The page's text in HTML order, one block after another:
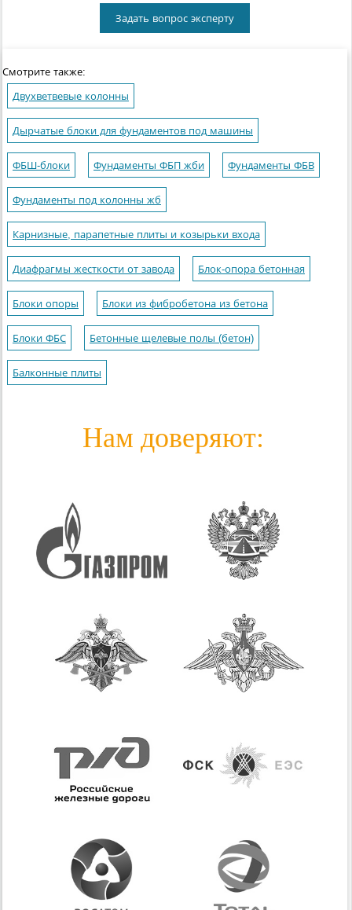
Задать вопрос эксперту
Смотрите также:
Двухветвевые колонны
Дырчатые блоки для фундаментов под машины
ФБШ-блоки Фундаменты ФБП жби Фундаменты ФБВ
Фундаменты под колонны жб
Карнизные, парапетные плиты и козырьки входа
Диафрагмы жесткости от завода Блок-опора бетонная
Блоки опоры Блоки из фибробетона из бетона
Блоки ФБС Бетонные щелевые полы (бетон)
Балконные плиты
Нам доверяют: